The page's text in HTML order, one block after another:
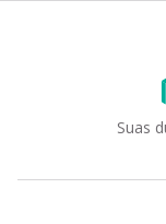
Suas